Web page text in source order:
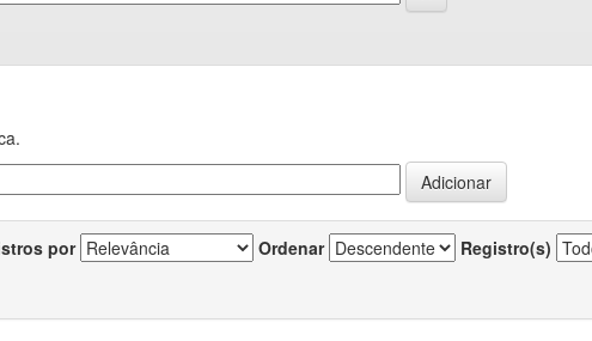
por Ordenar Registro(s)